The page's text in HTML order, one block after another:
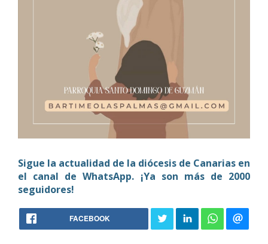
Sigue la actualidad de la diócesis de Canarias en
el canal de WhatsApp. ¡Ya son más de 2000
seguidores!
FACEBOOK